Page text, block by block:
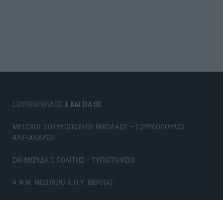
ΣΟΥΡΛΟΠΟΥΛΟΣ Α ΚΑΙ ΣΙΑ ΟΕ
ΜΕΤΟΧΟΙ: ΣΟΥΡΛΟΠΟΥΛΟΣ ΝΙΚΟΛΑΟΣ – ΣΟΥΡΛΟΠΟΥΛΟΣ
ΑΛΕΞΑΝΔΡΟΣ
ΕΦΗΜΕΡΙΔΑ Ο ΠΟΛΙΤΗΣ – ΤΥΠΟΓΡΑΦΕΙΟ
Α.Φ.Μ. 800378397 Δ.Ο.Υ. ΒΕΡΟΙΑΣ